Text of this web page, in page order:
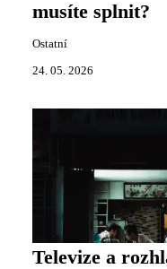
musíte splnit?
Ostatní
24. 05. 2026
Televize a